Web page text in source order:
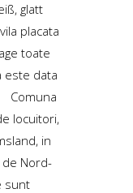
glatt
placata
toate
este data
Comuna
locuitori,
in
Nord-
sunt